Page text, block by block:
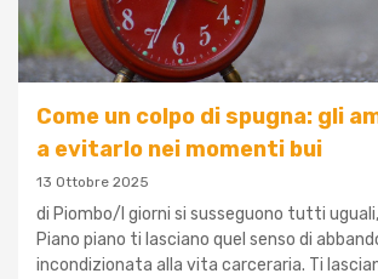
Come un colpo di spugna: gli
a evitarlo nei momenti bui
13 Ottobre 2025
di Piombo/I giorni si susseguono tutti uguali,
Piano piano ti lasciano quel senso di
incondizionata alla vita carceraria. Ti